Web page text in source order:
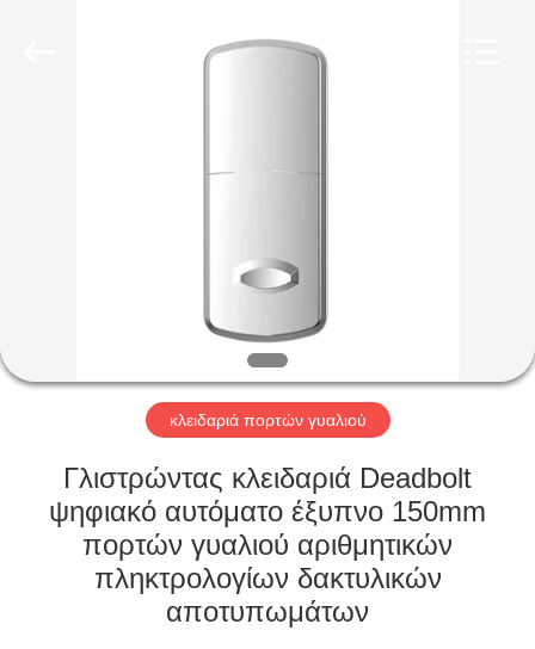
ΓΎΡΟΣ
ΕΡΓΟΣΤΑΣΊΩΝ
ΠΟΙΟΤΙΚΌΣ
ΈΛΕΓΧΟΣ
κλειδαριά πορτών γυαλιού
Γλιστρώντας κλειδαριά Deadbolt
ψηφιακό αυτόματο έξυπνο 150mm
πορτών γυαλιού αριθμητικών
πληκτρολογίων δακτυλικών
αποτυπωμάτων